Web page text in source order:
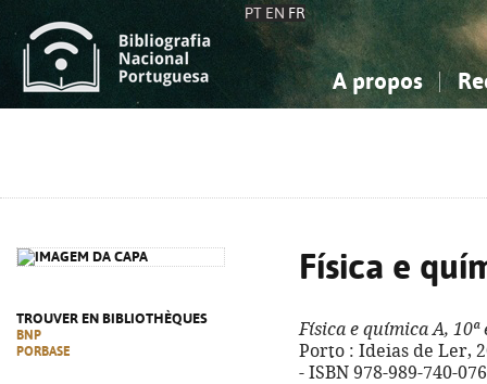
PT EN FR
A propos
TROUVER EN BIBLIOTHÈQUES
BNP
PORBASE
Física e
Física e química A, 10ª
Porto : Ideias de Ler,
- ISBN 978-989-740-